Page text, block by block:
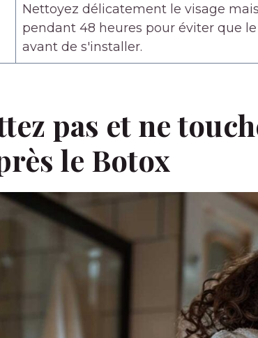
Nettoyez délicatement le visage
pendant 48 heures pour éviter que
avant de s'installer.
pas et ne
le Botox